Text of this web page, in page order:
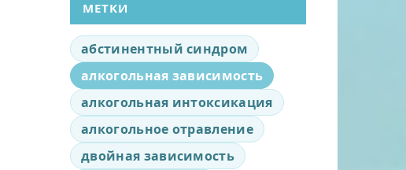
МЕТКИ
абстинентный синдром
алкогольная зависимость
алкогольная интоксикация
алкогольное отравление
двойная зависимость